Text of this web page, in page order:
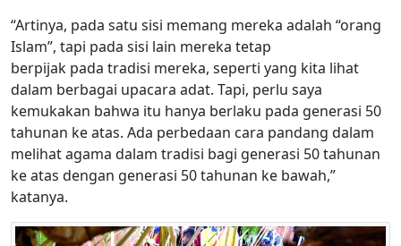
“Artinya, pada satu sisi memang mereka adalah “orang
Islam”, tapi pada sisi lain mereka tetap
berpijak pada tradisi mereka, seperti yang kita lihat
dalam berbagai upacara adat. Tapi, perlu saya
kemukakan bahwa itu hanya berlaku pada generasi 50
tahunan ke atas. Ada perbedaan cara pandang dalam
melihat agama dalam tradisi bagi generasi 50 tahunan
ke atas dengan generasi 50 tahunan ke bawah,”
katanya.